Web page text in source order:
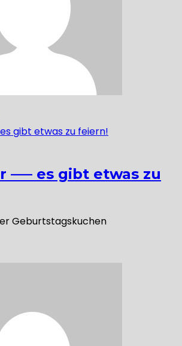
—– es gibt etwas zu
Geburtstagskuchen